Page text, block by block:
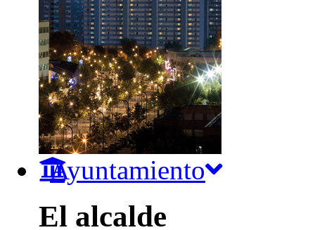
Ayuntamiento
El alcalde